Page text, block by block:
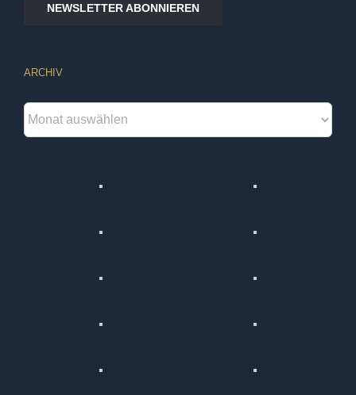
NEWSLETTER ABONNIEREN
ARCHIV
Archiv